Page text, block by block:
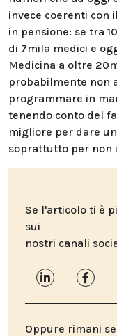
invece coerenti con
in pensione: se tra
di 7mila medici e
Medicina a oltre
probabilmente non
programmare in
tenendo conto del
migliore per dare
soprattutto per non
Se l'articolo ti è
sui
nostri canali
Oppure rimani